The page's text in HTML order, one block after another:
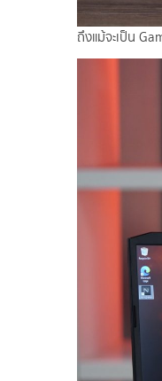
ถึงแม้จะเป็น